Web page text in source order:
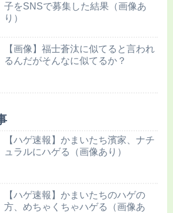
子をSNSで募集した結果（画像あ
り）
【画像】福士蒼汰に似てると言われ
るんだがそんなに似てるか？
【ハゲ速報】かまいたち濱家、ナチ
ュラルにハゲる（画像あり）
【ハゲ速報】かまいたちのハゲの
方、めちゃくちゃハゲる（画像あ